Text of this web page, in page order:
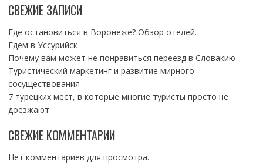
СВЕЖИЕ ЗАПИСИ
Где остановиться в Воронеже? Обзор отелей.
Едем в Уссурийск
Почему вам может не понравиться переезд в Словакию
Туристический маркетинг и развитие мирного
сосуществования
7 турецких мест, в которые многие туристы просто не
доезжают
СВЕЖИЕ КОММЕНТАРИИ
Нет комментариев для просмотра.